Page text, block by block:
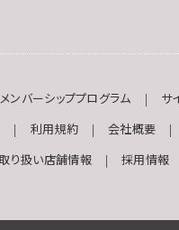
メンバーシッププログラム サ
利用規約 会社概要
り扱い店舗情報 採用情報